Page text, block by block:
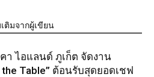
เติมจากผู้เขียน
า ไอแลนด์ ภูเก็ต จัดงาน
the Table” ต้อนรับสุดยอดเชฟ